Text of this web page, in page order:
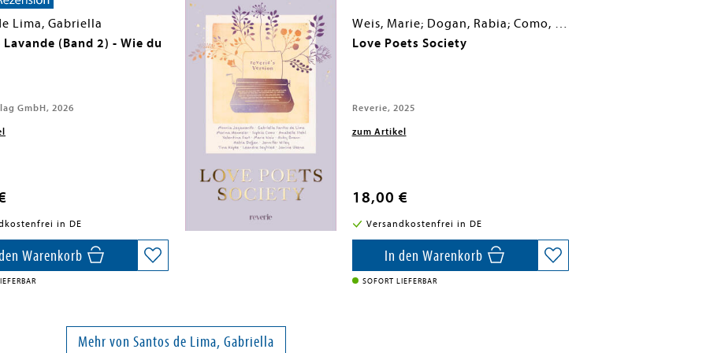
Lima, Gabriella
Lavande (Band 2) - Wie du
GmbH, 2026
in DE
Warenkorb
Weis, Marie; Dogan, Rabia; Como, Sophia; Fast, Valentina; Wiley, Jennifer; Köpke, Tina; Braun, Ruby; Seyfried, Leandra; Ukena, Janine; Santos de Lima, Gabriella; Jayawanth, Mounia; Stehl, Anabelle; Neumeier, Marina
Love Poets Society
Reverie, 2025
zum Artikel
18,00 €
Versandkostenfrei in DE
In den Warenkorb
SOFORT LIEFERBAR
Mehr von Santos de Lima, Gabriella